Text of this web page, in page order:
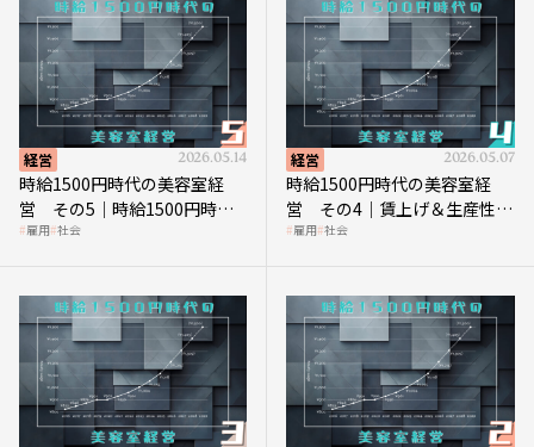
経営 2026.05.14
時給1500円時代の美容室経
営 その5｜時給1500円時代
の到来は美容業の収益構造を
雇用 社会
経営 2026.05.07
時給1500円時代の美容室経
営 その4｜賃上げ＆生産性向
上につなげる賢い助成金活用
雇用 社会